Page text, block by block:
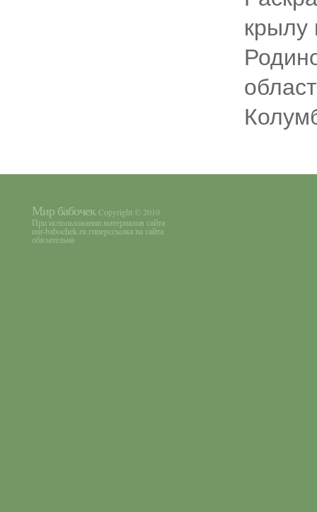
крылу
Мир бабочек Copyright © 2010
При использовании материалов сайта
mir-babochek.ru гиперссылка на сайта
обязательна